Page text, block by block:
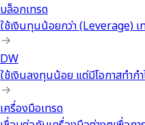
บล็อกเทรด
ใช้เงินทุนน้อยกว่า (Leverage)
DW
ใช้เงินลงทุนน้อย แต่มีโอกาสทำกำ
เครื่องมือเทรด